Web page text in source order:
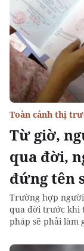
Từ giờ,
qua đời,
đứng tên
Toàn cảnh thị
Trường hợp
qua đời trước khi
pháp sẽ phải làm